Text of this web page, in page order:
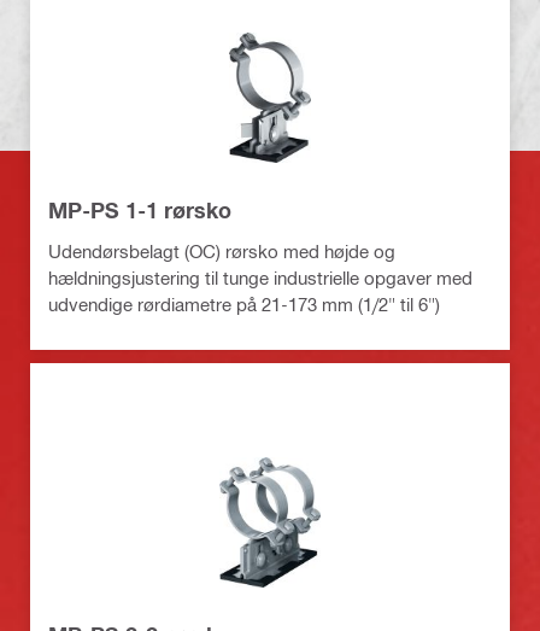
MP-PS 1-1 rørsko
Udendørsbelagt (OC) rørsko med højde og
hældningsjustering til tunge industrielle opgaver med
udvendige rørdiametre på 21-173 mm (1/2" til 6")